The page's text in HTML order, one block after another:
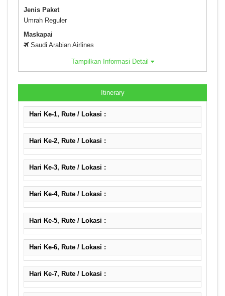
Jenis Paket
Umrah Reguler
Maskapai
Saudi Arabian Airlines
Tampilkan Informasi Detail
Itinerary
Hari Ke-1, Rute / Lokasi :
Hari Ke-2, Rute / Lokasi :
Hari Ke-3, Rute / Lokasi :
Hari Ke-4, Rute / Lokasi :
Hari Ke-5, Rute / Lokasi :
Hari Ke-6, Rute / Lokasi :
Hari Ke-7, Rute / Lokasi :